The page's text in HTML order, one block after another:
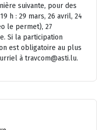
suivante, pour des
h : 29 mars, 26 avril, 24
le permet), 27
Si la participation
est obligatoire au plus
à travcom@asti.lu.